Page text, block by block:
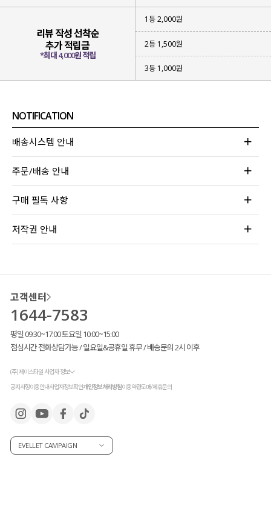
리뷰 작성 선착순
추가 적립금
*최대 4,000원 적립
1등 2,000원
2등 1,500원
3등 1,000원
NOTIFICATION
배송시스템 안내
주문/배송 안내
구매 필독 사항
저작권 안내
고객센터
1644-7583
평일 09:30~17:00 토요일 10:00~15:00
점심시간 전화상담가능 / 일요일&공휴일 휴무 / 배송문의 2시 이후
(주) 제이스타일 사업자 정보
공지사항이용안내사업자정보확인개인정보처리방침이용약관도매/제휴문의
EVELLET CAMPAIGN